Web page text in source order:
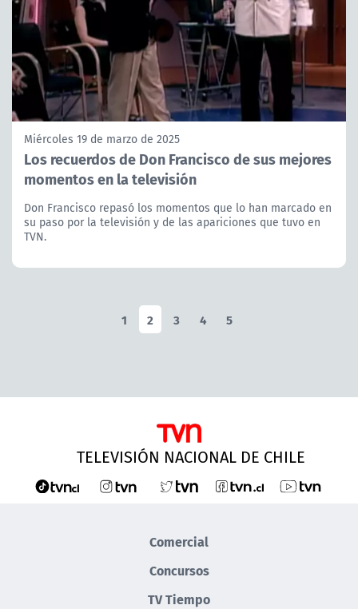
Miércoles 19 de marzo de 2025
Los recuerdos de Don Francisco de sus mejores
momentos en la televisión
Don Francisco repasó los momentos que lo han marcado en
su paso por la televisión y de las apariciones que tuvo en
TVN.
1 2 3 4 5
TELEVISIÓN NACIONAL DE CHILE
Comercial
Concursos
TV Tiempo